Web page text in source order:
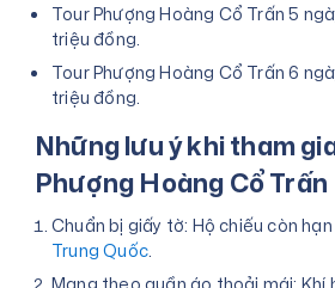
Tour Phượng Hoàng Cổ Trấn 5
triệu đồng.
Tour Phượng Hoàng Cổ Trấn 6
triệu đồng.
Những lưu ý khi tham
Phượng Hoàng Cổ Trấn
Chuẩn bị giấy tờ: Hộ chiếu còn
Trung Quốc.